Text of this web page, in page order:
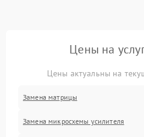
Цены на
Цены актуальны на
Замена матрицы
Замена микросхемы усилителя